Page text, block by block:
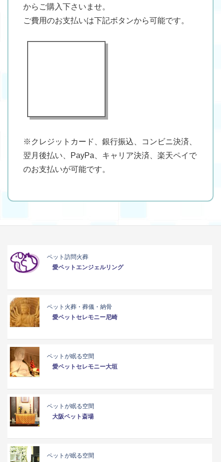
からご購入下さいませ。
ご費用のお支払いは下記ボタンから可能です。
※クレジットカード、銀行振込、コンビニ決済、
翌月後払い、PayPa、キャリア決済、楽天ペイで
のお支払いが可能です。
ペット訪問火葬
愛ペットエンジェルリング
ペット火葬・葬儀・納骨
愛ペットセレモニー尼崎
ペットが眠る空間
愛ペットセレモニー大垣
ペットが眠る空間
大阪ペット斎場
ペットが眠る空間